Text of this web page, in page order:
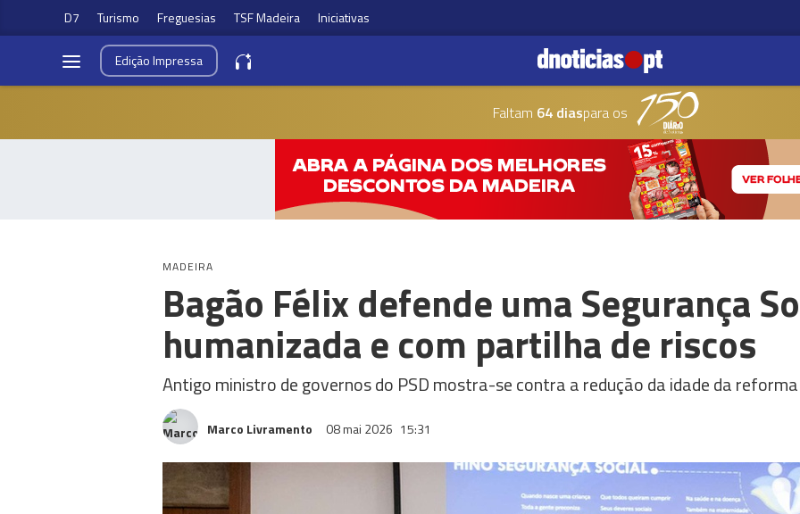
D7 Turismo Freguesias TSF Madeira Iniciativas
EdiçãoImpressa
Faltam 64 diaspara os
MADEIRA
Bagão Félix defende uma Segurança
humanizada e com partilha de riscos
Antigo ministro de governos do PSD mostra-se contra a redução da idade da reforma
Marco Livramento 08 mai 2026 15:31